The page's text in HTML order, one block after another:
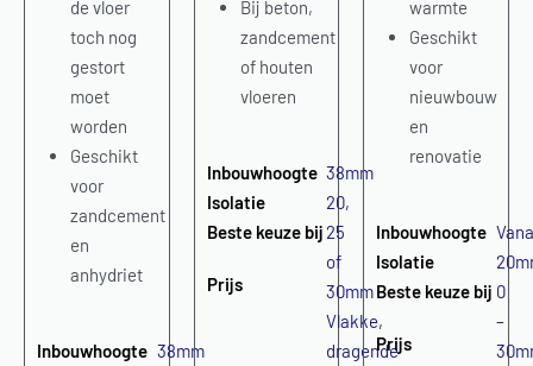
de vloer
toch nog
gestort
moet
worden
Geschikt
voor
zandcement
en
anhydriet
Inbouwhoogte 38mm
Bij beton,
zandcement
of houten
vloeren
Inbouwhoogte
Isolatie
Beste keuze bij
Prijs
38mm
20,
25
of
30mm
Vlakke,
dragende
warmte
Geschikt
voor
nieuwbouw
en
renovatie
Inbouwhoogte
Isolatie
Beste keuze bij
Prijs
0
–